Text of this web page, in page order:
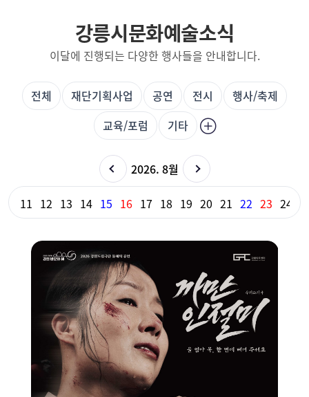
강릉시문화예술소식
이달에 진행되는 다양한 행사들을 안내합니다.
전체 재단기획사업 공연 전시
행사/축제
교육/포럼
기타
2026. 8월
10 11 12 13 14 15 16 17 18 19 20 21 22 23 24